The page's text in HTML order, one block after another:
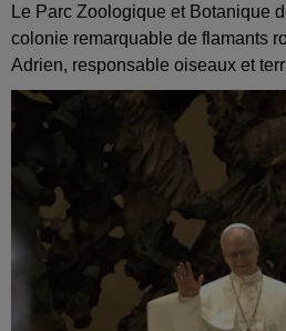
Le Parc Zoologique et Botanique
colonie remarquable de flamants
Adrien, responsable oiseaux et